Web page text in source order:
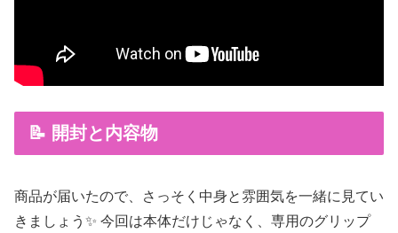
📝 開封と内容物
商品が届いたので、さっそく中身と雰囲気を一緒に見てい
きましょう✨ 今回は本体だけじゃなく、専用のグリップ